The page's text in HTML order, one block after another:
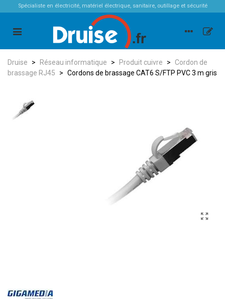
Spécialiste en électricité, matériel électrique, sanitaire, outillage et sécurité
Druise > Réseau informatique > Produit cuivre >
Cordon de
brassage RJ45
> Cordons de brassage CAT6 S/FTP PVC 3 m gris